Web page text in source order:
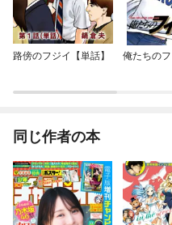
路傍のフジイ【単話】 俺たちの
同じ作者の本